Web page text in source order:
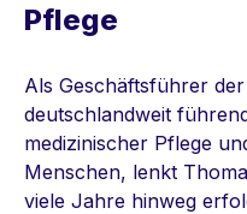
Pflege
Als Geschäftsführer
deutschlandweit
medizinischer Pflege
Menschen, lenkt
viele Jahre hinweg